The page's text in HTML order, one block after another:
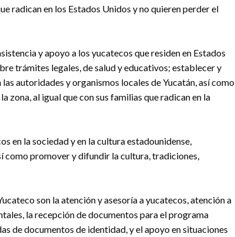
radican en los Estados Unidos y no quieren perder el
y apoyo a los yucatecos que residen en Estados
trámites legales, de salud y educativos; establecer y
autoridades y organismos locales de Yucatán, así como
zona, al igual que con sus familias que radican en la
en la sociedad y en la cultura estadounidense,
como promover y difundir la cultura, tradiciones,
son la atención y asesoría a yucatecos, atención a
la recepción de documentos para el programa
de documentos de identidad, y el apoyo en situaciones